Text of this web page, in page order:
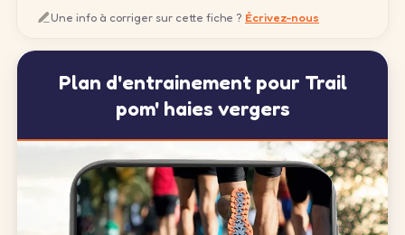
Une info à corriger sur cette fiche ? Écrivez-nous
Plan d'entrainement pour Trail
pom' haies vergers